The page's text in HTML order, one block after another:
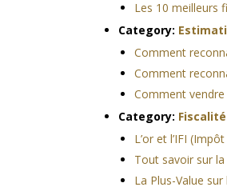
Les 10 meilleurs
Category:
Comment
Comment
Comment vendre
Category: Fiscalité
L’or et l’IFI
Tout savoir sur
La Plus-Value